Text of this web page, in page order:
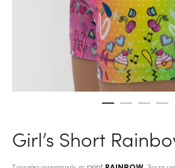
Girl’s Short